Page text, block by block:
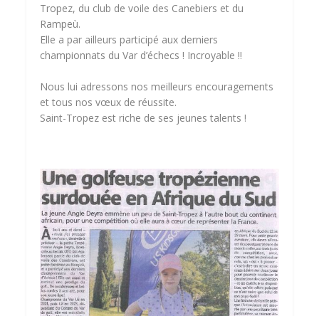
Tropez, du club de voile des Canebiers et du
Rampeù.
Elle a par ailleurs participé aux derniers
championnats du Var d’échecs ! Incroyable !!
Nous lui adressons nos meilleurs encouragements
et tous nos vœux de réussite.
Saint-Tropez est riche de ses jeunes talents !